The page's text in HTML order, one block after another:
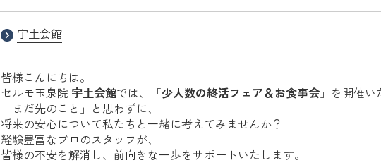
宇土会館
皆様こんにちは。
セルモ玉泉院 宇土会館では、「少人数の終活フェア＆お食事会 」を開催い
「まだ先のこと」と思わずに、
将来の安心について私たちと一緒に考えてみませんか？
経験豊富なプロのスタッフが、
皆様の不安を解消し、前向きな一歩をサポートいたします。